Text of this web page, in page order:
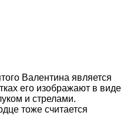
Валентина является
его изображают в виде
и стрелами.
тоже считается